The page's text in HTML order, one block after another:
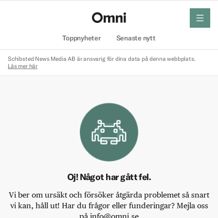
Toppnyheter Senaste nytt
meny
Schibsted News Media AB är ansvarig för dina data på denna webbplats.
Läs mer här
Oj! Något har gått fel.
Vi ber om ursäkt och försöker åtgärda problemet så snart
vi kan, håll ut! Har du frågor eller funderingar? Mejla oss